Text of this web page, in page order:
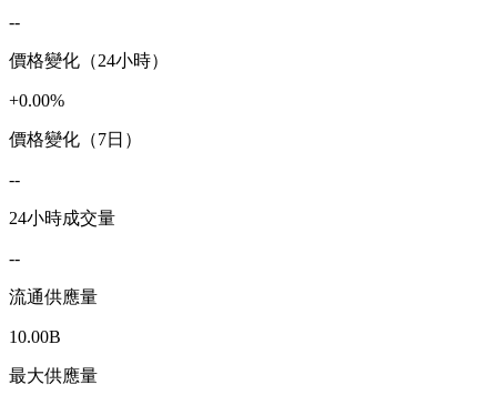
--
價格變化（24小時）
+0.00%
價格變化（7日）
--
24小時成交量
--
流通供應量
10.00B
最大供應量